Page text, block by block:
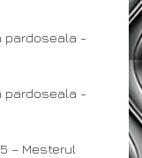
pardoseala -
pardoseala -
– Mesterul